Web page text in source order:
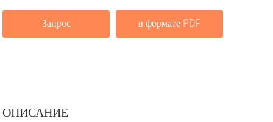
Запрос в формате PDF
ОПИСАНИЕ